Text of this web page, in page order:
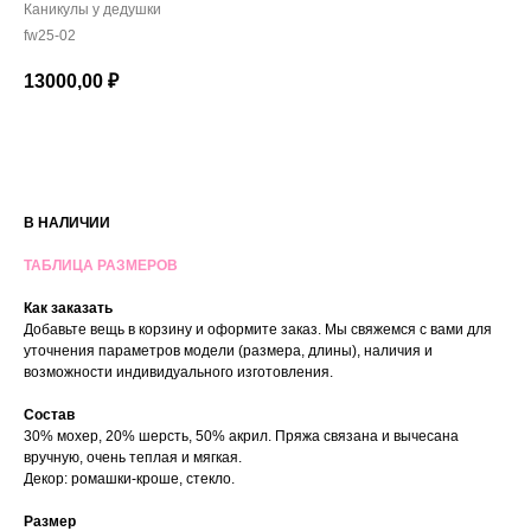
Каникулы у дедушки
fw25-02
13000,00 ₽
В НАЛИЧИИ
ТАБЛИЦА РАЗМЕРОВ
Как заказать
Добавьте вещь в корзину и оформите заказ. Мы свяжемся с вами для
уточнения параметров модели (размера, длины), наличия и
возможности индивидуального изготовления.
Состав
30% мохер, 20% шерсть, 50% акрил. Пряжа связана и вычесана
вручную, очень теплая и мягкая.
Декор: ромашки-кроше, стекло.
Размер